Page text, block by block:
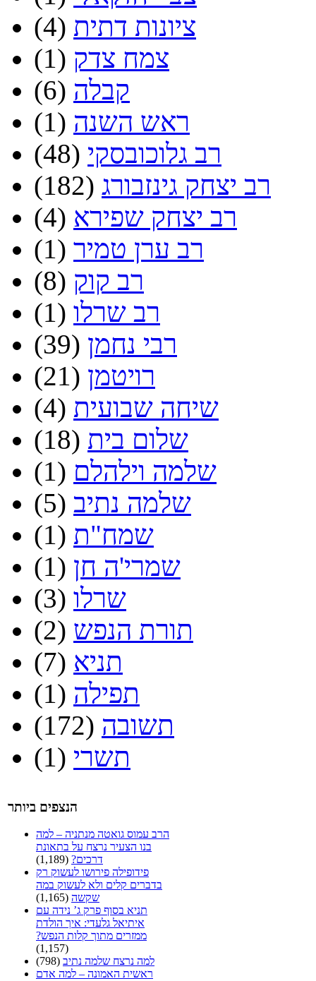
ציונות דתית (4)
צמח צדק (1)
קבלה (6)
ראש השנה (1)
רב גלוכובסקי (48)
רב יצחק גינזבורג (182)
רב יצחק שפירא (4)
רב ערן טמיר (1)
רב קוק (8)
רב שרלו (1)
רבי נחמן (39)
רויטמן (21)
שיחה שבועית (4)
שלום בית (18)
שלמה וילהלם (1)
שלמה נתיב (5)
שמח"ת (1)
שמרי'ה חן (1)
שרלו (3)
תורת הנפש (2)
תניא (7)
תפילה (1)
תשובה (172)
תשרי (1)
הנצפים ביותר
הרב עמוס גואטה מנתניה – למה
בנו הצעיר נרצח על בתאונת
דרכים? (1,189)
פידופילה פירושו לעשוק רק
בדברים קלים ולא לעשוק במה
שקשה (1,165)
תניא בסוף פרק ג’ נידה עם
איתיאל גלעדי: איך הולדת
ממזרים מתוך קלות הנפש?
(1,157)
למה נרצח שלמה נתיב (798)
ראשית האמונה – למה אדם